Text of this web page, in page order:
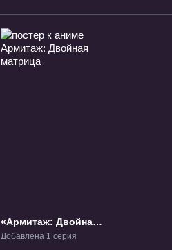
«Армитаж: Двойная
матрица» Фильм-1
Добавлена 1 серия